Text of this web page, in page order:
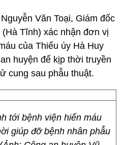
Văn Toại, Giám đốc
Tĩnh) xác nhận đơn vị
của Thiếu úy Hà Huy
huyện để kịp thời truyền
cung sau phẫu thuật.
tới bệnh viện hiến máu
giúp đỡ bệnh nhân phẫu